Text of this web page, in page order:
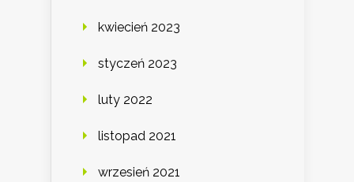
kwiecień 2023
styczeń 2023
luty 2022
listopad 2021
wrzesień 2021